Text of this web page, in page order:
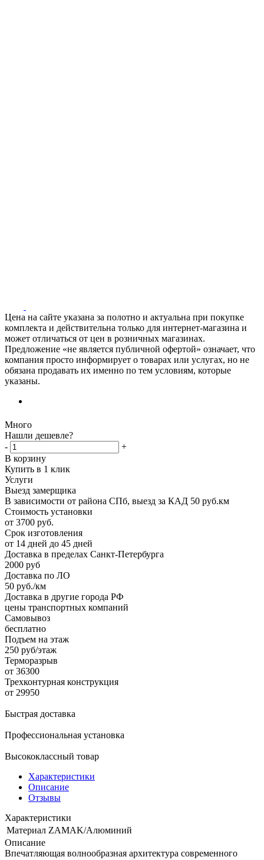
Цена на сайте указана за полотно и актуальна при покупке
комплекта и действительна только для интернет-магазина и
может отличаться от цен в розничных магазинах.
Предложение «не является публичной офертой» означает, что
компания просто информирует о товарах или услугах, но не
обязана продавать их именно по тем условиям, которые
указаны.
Много
Нашли дешевле?
-
+
В корзину
Купить в 1 клик
Услуги
Выезд замерщика
В зависимости от района СПб, выезд за КАД 50 руб.км
Стоимость установки
от 3700 руб.
Срок изготовления
от 14 дней до 45 дней
Доставка в пределах Санкт-Петербурга
2000 руб
Доставка по ЛО
50 руб./км
Доставка в другие города РФ
цены транспортных компаний
Самовывоз
бесплатно
Подъем на этаж
250 руб/этаж
Терморазрыв
от 36300
Трехконтурная конструкция
от 29950
Быстрая доставка
Профессиональная установка
Высококлассный товар
Характеристики
Описание
Отзывы
Характеристики
Материал ZAMAK/Алюминий
Описание
Впечатляющая волнообразная архитектура современного